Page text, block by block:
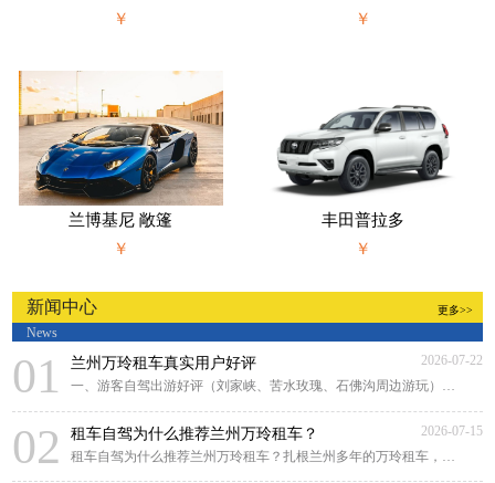
￥
￥
兰博基尼 敞篷
￥
丰田普拉多
￥
新闻中心 更多>>
News
01 兰州万玲租车真实用户好评
2026-07-22
一、游客自驾出游好评（刘家峡、苦水玫瑰、石佛沟周边游玩）来兰州游玩，对比好几家租
02 租车自驾为什么推荐兰州万玲租车？
2026-07-15
租车自驾为什么推荐兰州万玲租车？扎根兰州多年的万玲租车，凭借本土化深耕、贴心靠谱